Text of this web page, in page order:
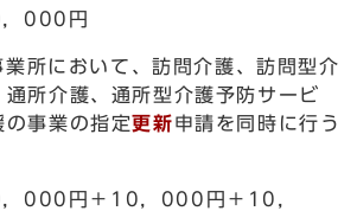
000円
所において、訪問介護、訪問型介
所介護、通所型介護予防サービ
の事業の指定更新申請を同時に行う
000円＋10，000円＋10，